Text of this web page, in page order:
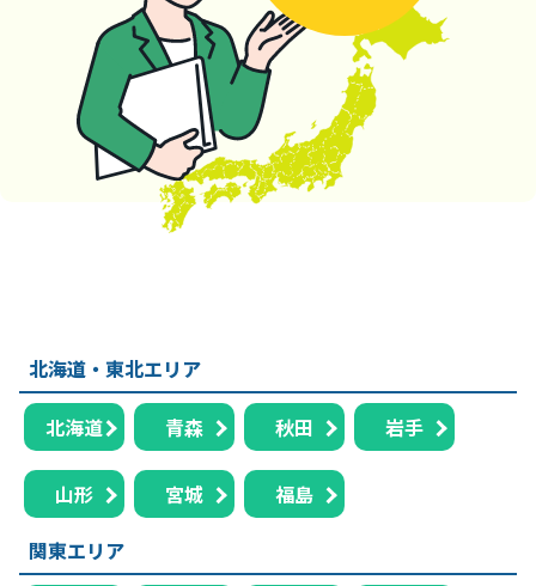
北海道・東北エリア
北海道 青森 秋田 岩手
山形 宮城
福島
関東エリア